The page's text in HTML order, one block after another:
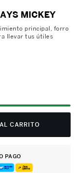
MICKEY
principal, forro
llevar tus útiles
CARRITO
PAGO